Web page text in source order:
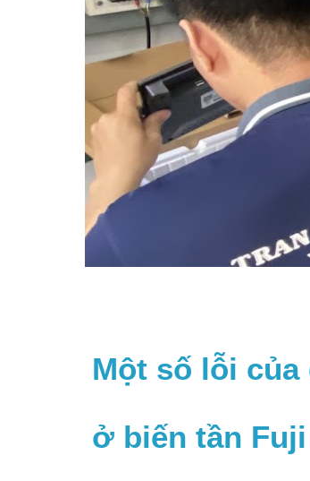
Một số lỗi
ở biến tần Fuji